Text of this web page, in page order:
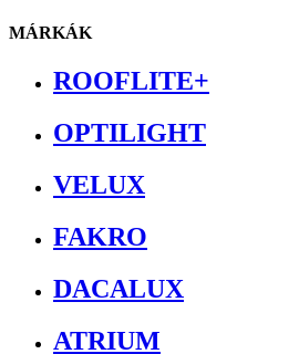
MÁRKÁK
ROOFLITE+
OPTILIGHT
VELUX
FAKRO
DACALUX
ATRIUM